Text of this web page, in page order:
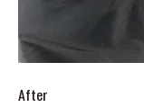
After